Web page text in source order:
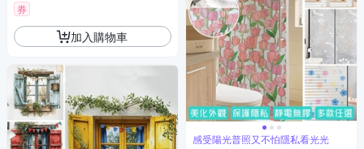
券
加入購物車
感受陽光普照又不怕隱私看光光